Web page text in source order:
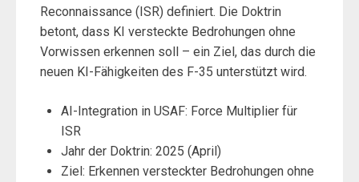
Reconnaissance (ISR) definiert. Die Doktrin
betont, dass KI versteckte Bedrohungen ohne
Vorwissen erkennen soll – ein Ziel, das durch die
neuen KI-Fähigkeiten des F-35 unterstützt wird.
AI-Integration in USAF: Force Multiplier für
ISR
Jahr der Doktrin: 2025 (April)
Ziel: Erkennen versteckter Bedrohungen ohne